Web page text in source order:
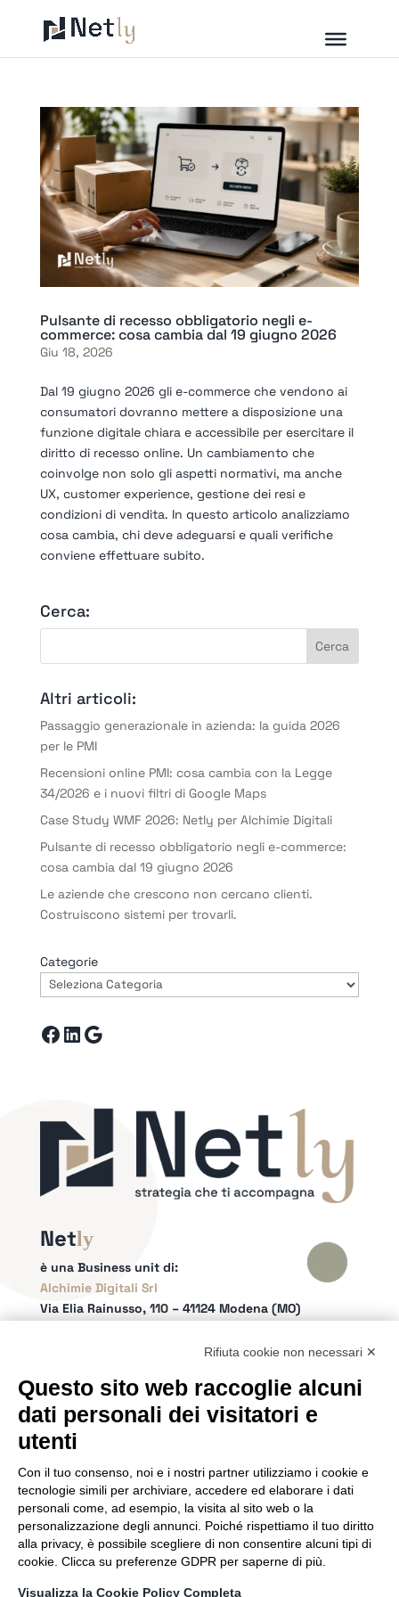
Pulsante di recesso obbligatorio negli e-
commerce: cosa cambia dal 19 giugno 2026
Giu 18, 2026
Dal 19 giugno 2026 gli e-commerce che vendono ai
consumatori dovranno mettere a disposizione una
funzione digitale chiara e accessibile per esercitare il
diritto di recesso online. Un cambiamento che
coinvolge non solo gli aspetti normativi, ma anche
UX, customer experience, gestione dei resi e
condizioni di vendita. In questo articolo analizziamo
cosa cambia, chi deve adeguarsi e quali verifiche
conviene effettuare subito.
Cerca:
Altri articoli:
Passaggio generazionale in azienda: la guida 2026
per le PMI
Recensioni online PMI: cosa cambia con la Legge
34/2026 e i nuovi filtri di Google Maps
Case Study WMF 2026: Netly per Alchimie Digitali
Pulsante di recesso obbligatorio negli e-commerce:
cosa cambia dal 19 giugno 2026
Le aziende che crescono non cercano clienti.
Costruiscono sistemi per trovarli.
Categorie
Facebook
LinkedIn
Google
Netly
è una Business unit di:
Alchimie Digitali Srl
Via Elia Rainusso, 110 – 41124 Modena (MO)
REA Modena 01/02/2005 N. 346879
Email:info@netly.it
PEC:alchimiedigitali@pec.adigitali.it
Sitemap
SEGUICI SUI SOCIAL
SIAMO PARTNER DI
Rifiuta cookie non necessari ✕
Questo sito web raccoglie alcuni
dati personali dei visitatori e
utenti
Con il tuo consenso, noi e i nostri partner utilizziamo i cookie e
tecnologie simili per archiviare, accedere ed elaborare i dati
personali come, ad esempio, la visita al sito web o la
personalizzazione degli annunci. Poiché rispettiamo il tuo diritto
alla privacy, è possibile scegliere di non consentire alcuni tipi di
cookie. Clicca su preferenze GDPR per saperne di più.
Visualizza la Cookie Policy Completa